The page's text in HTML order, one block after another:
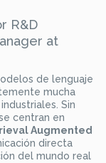
R&D
at
de lenguaje
mucha
Sin
centran en
Augmented
directa
del mundo real